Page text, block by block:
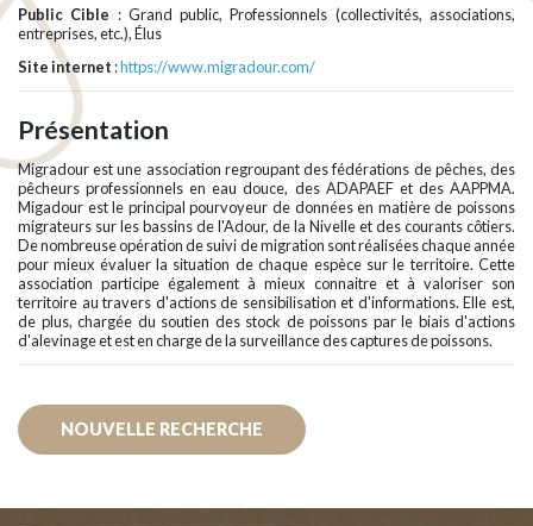
Public Cible : Grand public, Professionnels (collectivités, associations,
entreprises, etc.), Élus
Site internet :https://www.migradour.com/
Présentation
Migradour est une association regroupant des fédérations de pêches, des
pêcheurs professionnels en eau douce, des ADAPAEF et des AAPPMA.
Migadour est le principal pourvoyeur de données en matière de poissons
migrateurs sur les bassins de l'Adour, de la Nivelle et des courants côtiers.
De nombreuse opération de suivi de migration sont réalisées chaque année
pour mieux évaluer la situation de chaque espèce sur le territoire. Cette
association participe également à mieux connaitre et à valoriser son
territoire au travers d'actions de sensibilisation et d'informations. Elle est,
de plus, chargée du soutien des stock de poissons par le biais d'actions
d'alevinage et est en charge de la surveillance des captures de poissons.
NOUVELLE RECHERCHE